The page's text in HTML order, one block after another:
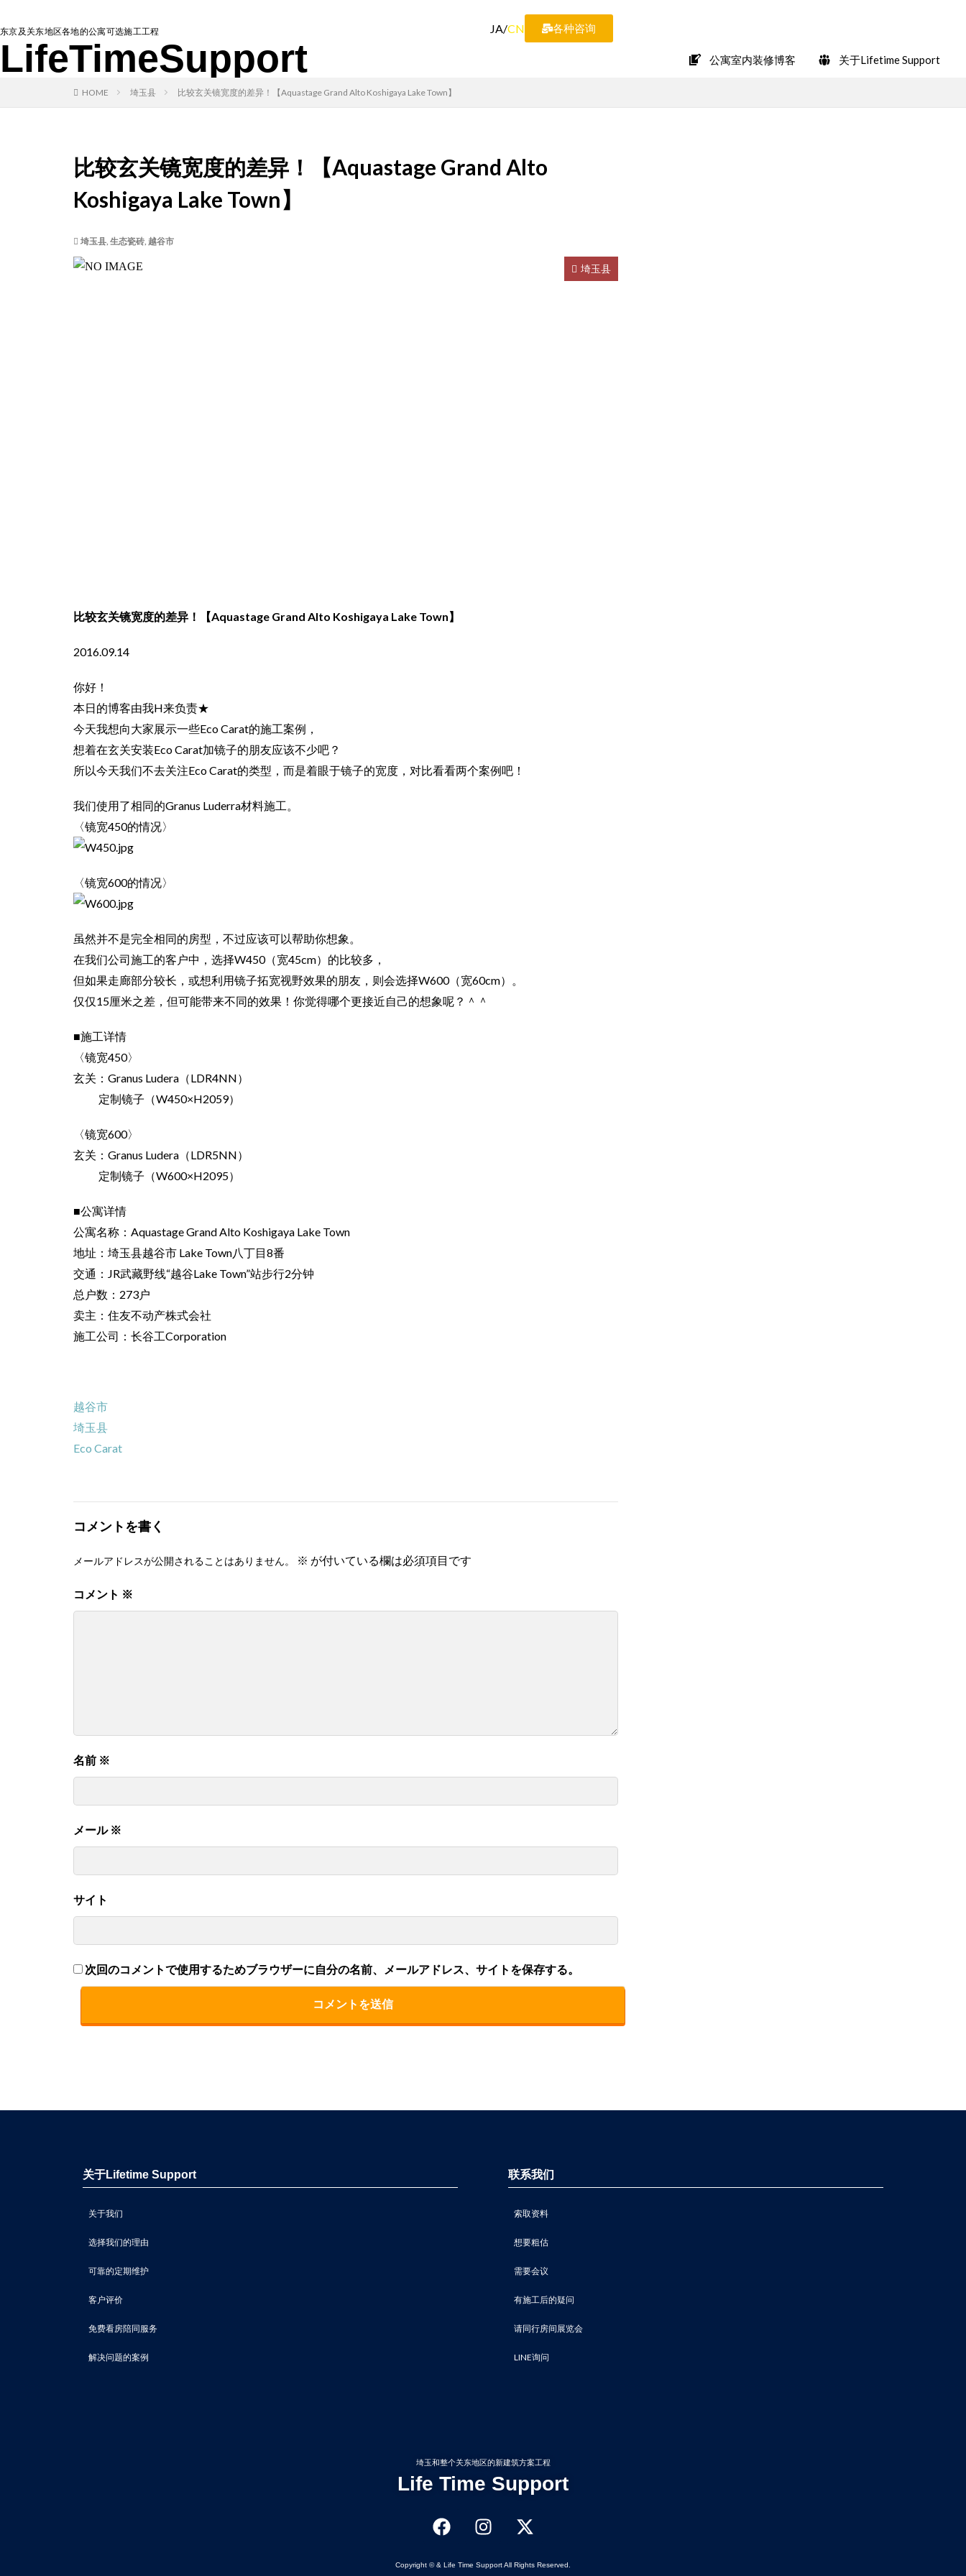
东京及关东地区各地的公寓可选施工工程
LifeTimeSupport
JA/CN 各种咨询
公寓室内装修博客 关于Lifetime Support
HOME 埼玉县 比较玄关镜宽度的差异！【Aquastage Grand Alto Koshigaya Lake Town】
比较玄关镜宽度的差异！【Aquastage Grand Alto
Koshigaya Lake Town】
埼玉县, 生态瓷砖, 越谷市
埼玉县
比较玄关镜宽度的差异！【Aquastage Grand Alto Koshigaya Lake Town】
2016.09.14
你好！
本日的博客由我H来负责★
今天我想向大家展示一些Eco Carat的施工案例，
想着在玄关安装Eco Carat加镜子的朋友应该不少吧？
所以今天我们不去关注Eco Carat的类型，而是着眼于镜子的宽度，对比看看两个案例吧！
我们使用了相同的Granus Luderra材料施工。
〈镜宽450的情况〉
〈镜宽600的情况〉
虽然并不是完全相同的房型，不过应该可以帮助你想象。
在我们公司施工的客户中，选择W450（宽45cm）的比较多，
但如果走廊部分较长，或想利用镜子拓宽视野效果的朋友，则会选择W600（宽60cm）。
仅仅15厘米之差，但可能带来不同的效果！你觉得哪个更接近自己的想象呢？＾＾
■施工详情
〈镜宽450〉
玄关：Granus Ludera（LDR4NN）
定制镜子（W450×H2059）
〈镜宽600〉
玄关：Granus Ludera（LDR5NN）
定制镜子（W600×H2095）
■公寓详情
公寓名称：Aquastage Grand Alto Koshigaya Lake Town
地址：埼玉县越谷市 Lake Town八丁目8番
交通：JR武藏野线“越谷Lake Town”站步行2分钟
总户数：273户
卖主：住友不动产株式会社
施工公司：长谷工Corporation
越谷市
埼玉县
Eco Carat
コメントを書く
メールアドレスが公開されることはありません。 ※ が付いている欄は必須項目です
コメント ※
名前 ※
メール ※
サイト
次回のコメントで使用するためブラウザーに自分の名前、メールアドレス、サイトを保存する。
关于Lifetime Support
关于我们
选择我们的理由
可靠的定期维护
客户评价
免费看房陪同服务
解决问题的案例
联系我们
索取资料
想要粗估
需要会议
有施工后的疑问
请同行房间展览会
LINE询问
埼玉和整个关东地区的新建筑方案工程
Life Time Support
Copyright © & Life Time Support All Rights Reserved.